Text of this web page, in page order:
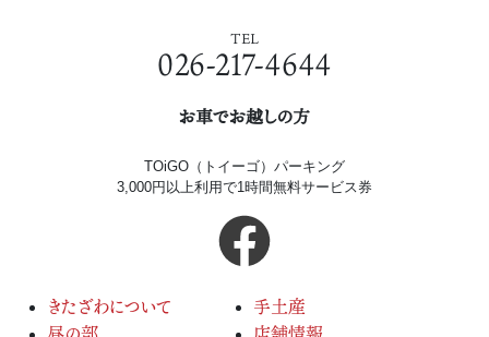
TEL
026-217-4644
お車でお越しの方
TOiGO（トイーゴ）パーキング
3,000円以上利用で1時間無料サービス券
きたざわについて
手土産